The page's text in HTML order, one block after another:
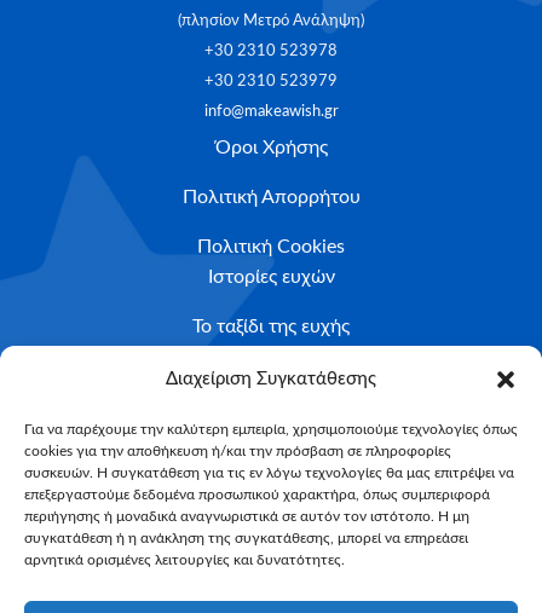
Διαχείριση Συγκατάθεσης
Για να παρέχουμε την καλύτερη εμπειρία, χρησιμοποιούμε τεχνολογίες όπως
cookies για την αποθήκευση ή/και την πρόσβαση σε πληροφορίες
συσκευών. Η συγκατάθεση για τις εν λόγω τεχνολογίες θα μας επιτρέψει να
επεξεργαστούμε δεδομένα προσωπικού χαρακτήρα, όπως συμπεριφορά
περιήγησης ή μοναδικά αναγνωριστικά σε αυτόν τον ιστότοπο. Η μη
συγκατάθεση ή η ανάκληση της συγκατάθεσης, μπορεί να επηρεάσει
αρνητικά ορισμένες λειτουργίες και δυνατότητες.
(πλησίον Μετρό Ανάληψη)
+30 2310 523978
+30 2310 523979
info@makeawish.gr
Όροι Χρήσης
Πολιτική Απορρήτου
Πολιτική Cookies
Ιστορίες ευχών
Το ταξίδι της ευχής
Κριτήρια Καταλληλότητας
Υποβολή Αιτήματος
NEWSLETTER
Email*